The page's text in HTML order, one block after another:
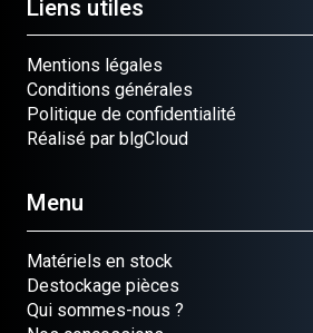
Liens utiles
Mentions légales
Conditions générales
Politique de confidentialité
Réalisé par blgCloud
Menu
Matériels en stock
Destockage pièces
Qui sommes-nous ?